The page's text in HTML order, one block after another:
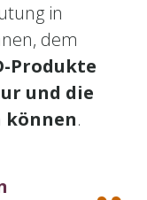
in
dem
Produkte
und die
können.